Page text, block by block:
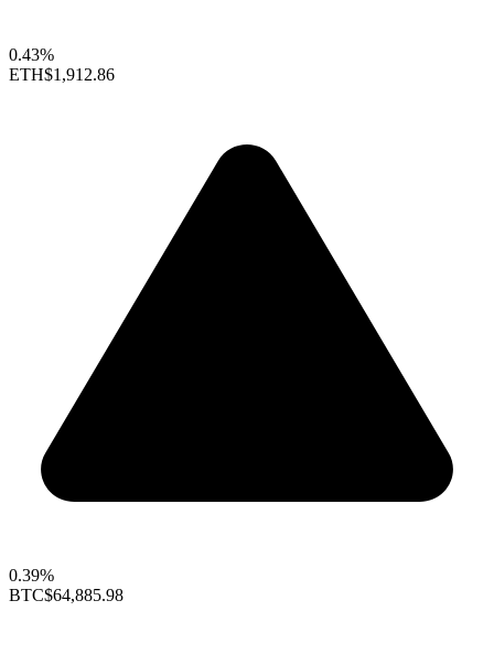
0.43%
ETH$1,912.86
0.39%
BTC$64,885.98